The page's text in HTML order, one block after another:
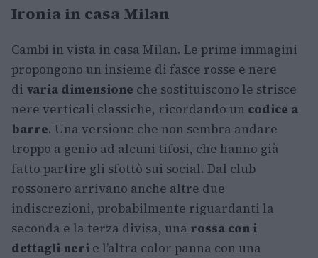
Ironia in casa Milan
Cambi in vista in casa Milan. Le prime immagini
propongono un insieme di fasce rosse e nere
di varia dimensione che sostituiscono le strisce
nere verticali classiche, ricordando un codice a
barre. Una versione che non sembra andare
troppo a genio ad alcuni tifosi, che hanno già
fatto partire gli sfottò sui social. Dal club
rossonero arrivano anche altre due
indiscrezioni, probabilmente riguardanti la
seconda e la terza divisa, una rossa con i
dettagli neri e l’altra color panna con una